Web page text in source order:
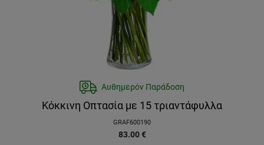
Αυθημερόν Παράδοση
Κόκκινη Οπτασία με 15 τριαντάφυλλα
GRAF600190
83.00 €